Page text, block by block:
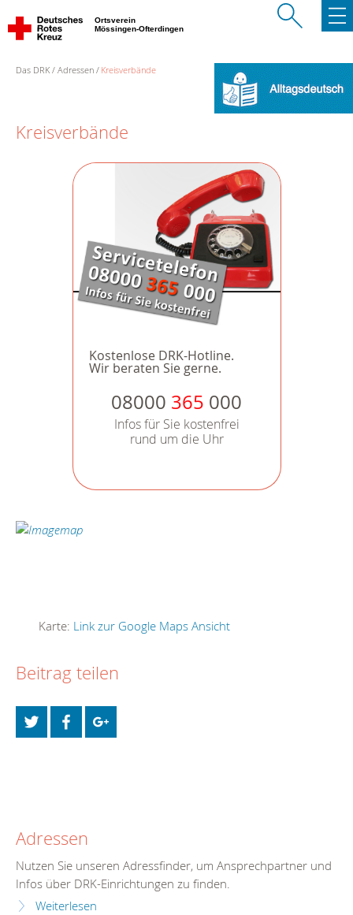
Ortsverein
Mössingen-Ofterdingen
Das DRK Adressen Kreisverbände
Kreisverbände
Kostenlose DRK-Hotline.
Wir beraten Sie gerne.
08000 365 000
Infos für Sie kostenfrei
rund um die Uhr
Karte: Link zur Google Maps Ansicht
Beitrag teilen
Adressen
Nutzen Sie unseren Adressfinder, um Ansprechpartner und
Infos über DRK-Einrichtungen zu finden.
Weiterlesen